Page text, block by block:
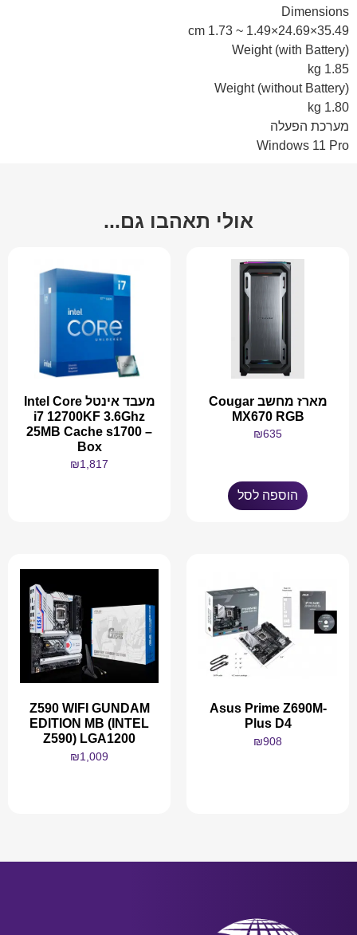
Dimensions
35.49×24.69×1.49 ~ 1.73 cm
Weight (with Battery)
1.85 kg
Weight (without Battery)
1.80 kg
מערכת הפעלה
Windows 11 Pro
אולי תאהבו גם...
מארז מחשב Cougar
MX670 RGB
₪635
הוספה לסל
מעבד אינטל Intel Core
i7 12700KF 3.6Ghz
25MB Cache s1700 –
Box
₪1,817
Asus Prime Z690M-
Plus D4
₪908
Z590 WIFI GUNDAM
EDITION MB (INTEL
Z590) LGA1200
₪1,009